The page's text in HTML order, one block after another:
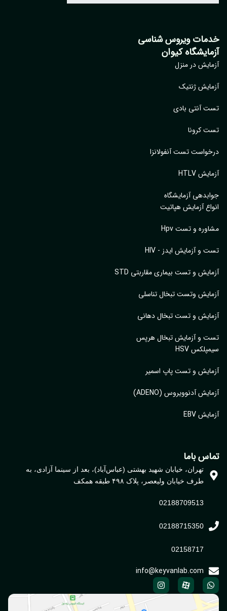
خدمات ویروس شناسی
آزمایشگاه کیوان
آزمایش در منزل
آزمایش ژنتیک
تست آنتی بادی
تست کرونا
درخواست تست آنفولانزا
آزمایش HTLV
جوابدهی آزمایشگاه
انواع آزمایش هپاتیت
مشاوره و تست Hpv
تست و آزمایش ایدز - HIV
آزمایش و تست بیماری مقاربتی STD
آزمایش وتست تبخال تناسلی
آزمایش و تست تبخال دهانی
تست و آزمایش تبخال هرپس
سیمپلکس HSV
آزمایش و تست پاپ اسمیر
آزمایش آدنوویروس (ADENO)
آزمایش EBV
تماس باما
تهران، خیابان شهید بهشتی (عباس‌آباد)، بعد از سینما آزادی، به
طرف خیابان ولیعصر، پلاک ۴۹۸ طبقه همکف
02188709513
02188715350
02158717
info@keyvanlab.com